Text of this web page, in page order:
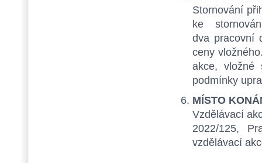
Stornování
ke
dva pracovní
ceny
akce, vložné
podmínky
MÍSTO
Vzdělávací
2022/125,
vzdělávací